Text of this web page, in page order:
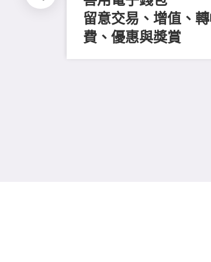
留意交易、增值、
費、優惠與獎賞